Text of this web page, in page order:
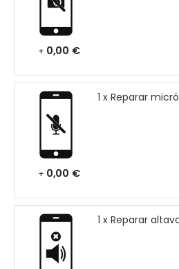
+ 0,00 €
1 x Reparar
+ 0,00 €
1 x Reparar